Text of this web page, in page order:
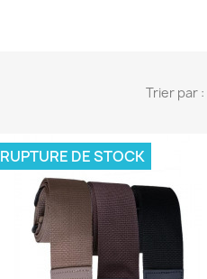
Trier par :
RUPTURE DE STOCK